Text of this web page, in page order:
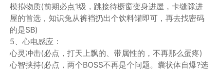
模拟物质(前期必点1级，跳接待橱窗变身进屋，卡缝隙进
屋的首选，知识兔从裤裆扔出个饮料罐即可，再去找密码
的是SB)
5、心电感应：
心灵冲击(必点，打天上飘的、带属性的，不再那么蛋疼)
心智挟持(必点，两个BOSS不再是个问题。囊状体自爆?选